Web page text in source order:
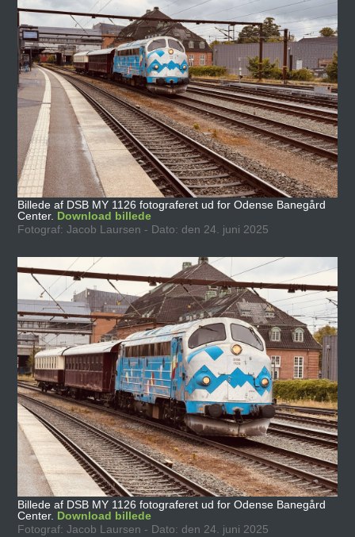
Billede af DSB MY 1126 fotograferet ud for Odense Banegård
Center. Download billede
Fotograf: Jacob Laursen - Dato: den 24. juni 2025
Billede af DSB MY 1126 fotograferet ud for Odense Banegård
Center. Download billede
Fotograf: Jacob Laursen - Dato: den 24. juni 2025